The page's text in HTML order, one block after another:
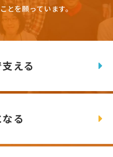
とを願っています。
える
る